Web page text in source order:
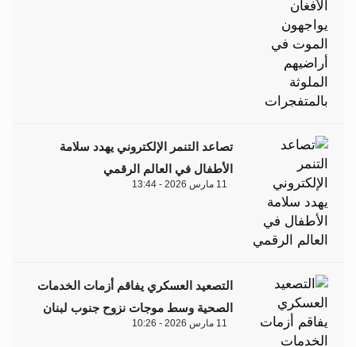
تصاعد التنمر الإلكتروني يهدد سلامة
الأطفال في العالم الرقمي
11 مارس 2026 - 13:44
التصعيد العسكري يفاقم أزمات الخدمات
الصحية وسط موجات نزوح جنوب لبنان
11 مارس 2026 - 10:26